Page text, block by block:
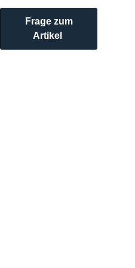
Frage zum
Artikel